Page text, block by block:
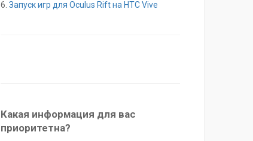
6. Запуск игр для Oculus Rift на HTC Vive
Какая информация для вас
приоритетна?